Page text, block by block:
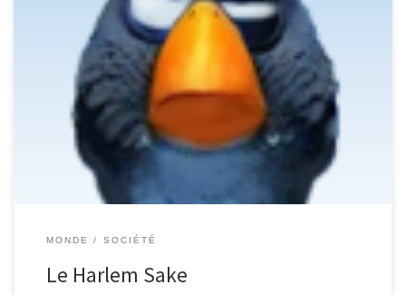
Clique sur mon bec, pour lire LA SUITE...
MONDE SOCIÉTÉ
Le Harlem Sake